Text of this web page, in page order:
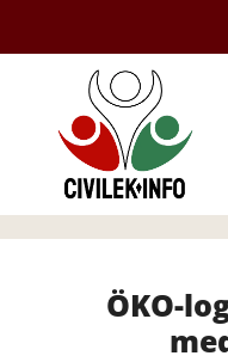
tartalomba
ÖKO-